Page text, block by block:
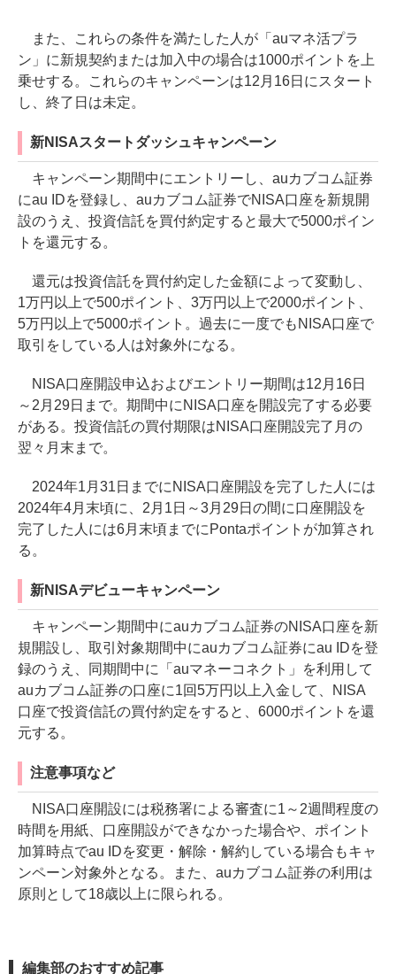
また、これらの条件を満たした人が「auマネ活プラ
ン」に新規契約または加入中の場合は1000ポイントを上
乗せする。これらのキャンペーンは12月16日にスタート
し、終了日は未定。
新NISAスタートダッシュキャンペーン
キャンペーン期間中にエントリーし、auカブコム証券
にau IDを登録し、auカブコム証券でNISA口座を新規開
設のうえ、投資信託を買付約定すると最大で5000ポイン
トを還元する。
還元は投資信託を買付約定した金額によって変動し、
1万円以上で500ポイント、3万円以上で2000ポイント、
5万円以上で5000ポイント。過去に一度でもNISA口座で
取引をしている人は対象外になる。
NISA口座開設申込およびエントリー期間は12月16日
～2月29日まで。期間中にNISA口座を開設完了する必要
がある。投資信託の買付期限はNISA口座開設完了月の
翌々月末まで。
2024年1月31日までにNISA口座開設を完了した人には
2024年4月末頃に、2月1日～3月29日の間に口座開設を
完了した人には6月末頃までにPontaポイントが加算され
る。
新NISAデビューキャンペーン
キャンペーン期間中にauカブコム証券のNISA口座を新
規開設し、取引対象期間中にauカブコム証券にau IDを登
録のうえ、同期間中に「auマネーコネクト」を利用して
auカブコム証券の口座に1回5万円以上入金して、NISA
口座で投資信託の買付約定をすると、6000ポイントを還
元する。
注意事項など
NISA口座開設には税務署による審査に1～2週間程度の
時間を用紙、口座開設ができなかった場合や、ポイント
加算時点でau IDを変更・解除・解約している場合もキャ
ンペーン対象外となる。また、auカブコム証券の利用は
原則として18歳以上に限られる。
編集部のおすすめ記事